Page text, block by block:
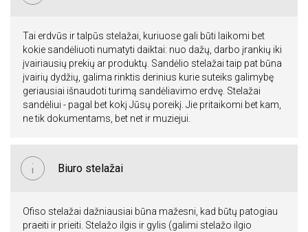
Tai erdvūs ir talpūs stelažai, kuriuose gali būti laikomi bet
kokie sandėliuoti numatyti daiktai: nuo dažų, darbo įrankių iki
įvairiausių prekių ar produktų. Sandėlio stelažai taip pat būna
įvairių dydžių, galima rinktis derinius kurie suteiks galimybę
geriausiai išnaudoti turimą sandėliavimo erdvę. Stelažai
sandėliui - pagal bet kokį Jūsų poreikį. Jie pritaikomi bet kam,
ne tik dokumentams, bet net ir muziejui.
Biuro stelažai
Ofiso stelažai dažniausiai būna mažesni, kad būtų patogiau
praeiti ir prieiti. Stelažo ilgis ir gylis (galimi stelažo ilgio